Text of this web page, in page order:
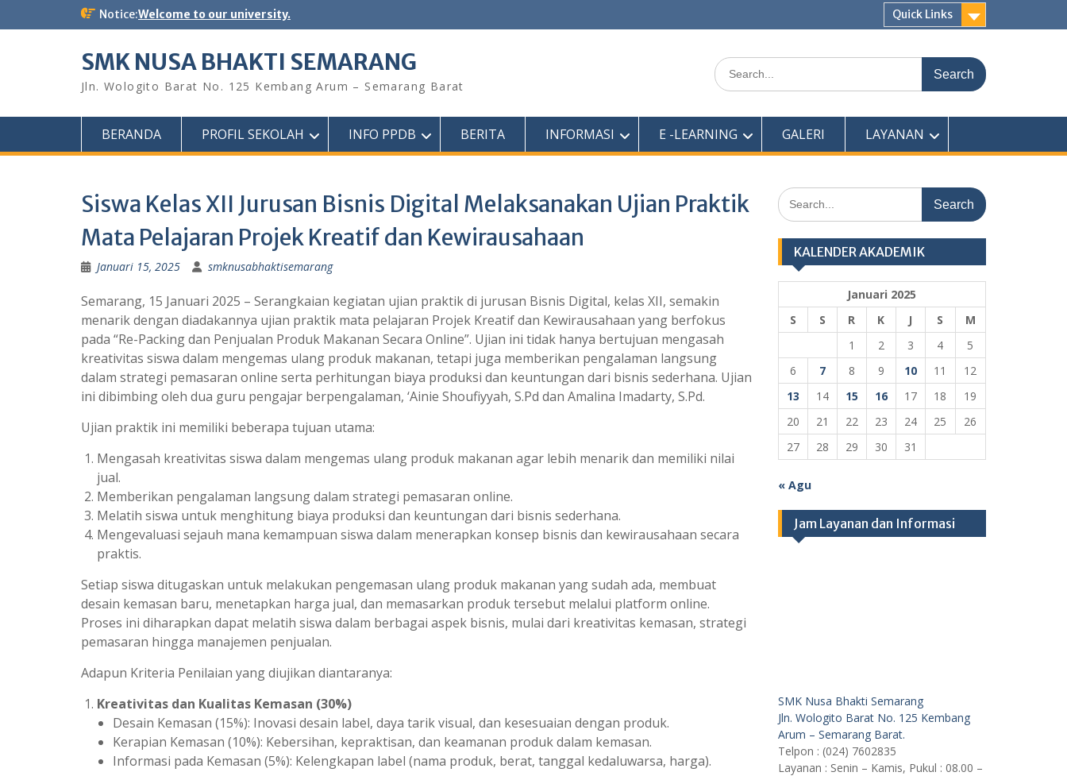
Notice:Welcome to our university. Quick Links
SMK NUSA BHAKTI SEMARANG
Jln. Wologito Barat No. 125 Kembang Arum – Semarang Barat
Search
for:
BERANDA PROFIL SEKOLAH INFO PPDB BERITA INFORMASI E -LEARNING GALERI LAYANAN
Siswa Kelas XII Jurusan Bisnis Digital Melaksanakan Ujian Praktik
Mata Pelajaran Projek Kreatif dan Kewirausahaan
Januari 15, 2025 smknusabhaktisemarang
Semarang, 15 Januari 2025 – Serangkaian kegiatan ujian praktik di jurusan Bisnis Digital, kelas XII, semakin
menarik dengan diadakannya ujian praktik mata pelajaran Projek Kreatif dan Kewirausahaan yang berfokus
pada “Re-Packing dan Penjualan Produk Makanan Secara Online”. Ujian ini tidak hanya bertujuan mengasah
kreativitas siswa dalam mengemas ulang produk makanan, tetapi juga memberikan pengalaman langsung
dalam strategi pemasaran online serta perhitungan biaya produksi dan keuntungan dari bisnis sederhana. Ujian
ini dibimbing oleh dua guru pengajar berpengalaman, ‘Ainie Shoufiyyah, S.Pd dan Amalina Imadarty, S.Pd.
Ujian praktik ini memiliki beberapa tujuan utama:
Mengasah kreativitas siswa dalam mengemas ulang produk makanan agar lebih menarik dan memiliki nilai
jual.
Memberikan pengalaman langsung dalam strategi pemasaran online.
Melatih siswa untuk menghitung biaya produksi dan keuntungan dari bisnis sederhana.
Mengevaluasi sejauh mana kemampuan siswa dalam menerapkan konsep bisnis dan kewirausahaan secara
praktis.
Setiap siswa ditugaskan untuk melakukan pengemasan ulang produk makanan yang sudah ada, membuat
desain kemasan baru, menetapkan harga jual, dan memasarkan produk tersebut melalui platform online.
Proses ini diharapkan dapat melatih siswa dalam berbagai aspek bisnis, mulai dari kreativitas kemasan, strategi
pemasaran hingga manajemen penjualan.
Adapun Kriteria Penilaian yang diujikan diantaranya:
Kreativitas dan Kualitas Kemasan (30%)
Desain Kemasan (15%): Inovasi desain label, daya tarik visual, dan kesesuaian dengan produk.
Kerapian Kemasan (10%): Kebersihan, kepraktisan, dan keamanan produk dalam kemasan.
Informasi pada Kemasan (5%): Kelengkapan label (nama produk, berat, tanggal kedaluwarsa, harga).
Search
for:
KALENDER AKADEMIK
Januari 2025
S
S R K J S
M
1
2 3 4
5
6
7 8 9 10 11
12
13
14 15 16 17 18
19
20
21 22 23 24 25
26
27
28 29 30 31
« Agu
Jam Layanan dan Informasi
SMK Nusa Bhakti Semarang
Jln. Wologito Barat No. 125 Kembang
Arum – Semarang Barat.
Telpon : (024) 7602835
Layanan : Senin – Kamis, Pukul : 08.00 –